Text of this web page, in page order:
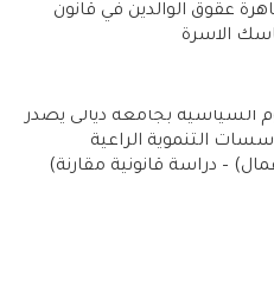
في قانون
ديالى يصدر
الراعية
مقارنة)